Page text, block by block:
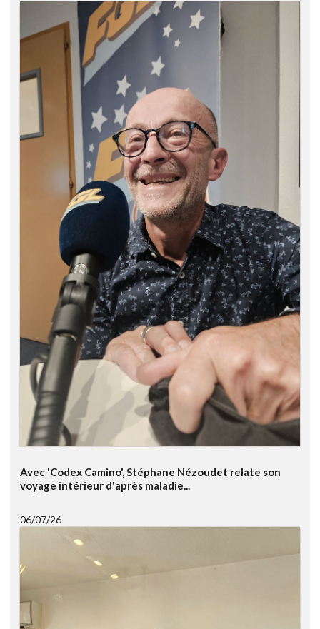
Avec 'Codex Camino', Stéphane Nézoudet relate son
voyage intérieur d'après maladie...
06/07/26